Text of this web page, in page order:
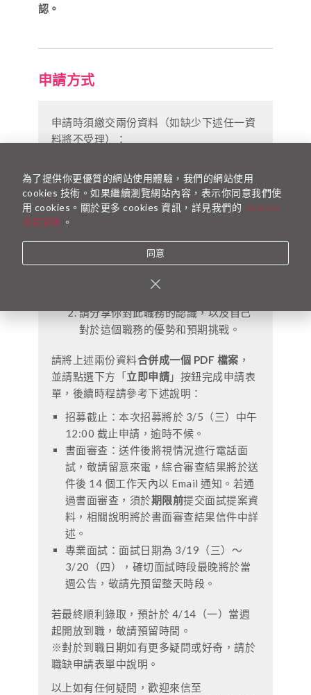
認。
申請方式
申請時須繳交兩份資料（如缺少下述任一資
料將不受理）：
經歷
指定問答：題目請參考下方列點說明（回
答時請在各題的標題處複製貼上題目），
身想法也是重要的領導力之一：
請分享加入 TFT 的動機與目標，以及
預期 TFT 經歷和你長期職涯規劃的關
請分享你對此職務的認識，以及自己
對於這個職務的優勢和預期挑戰。
請將上述兩份資料合併成一個 PDF 檔案 ，
並請點選下方「立即申請 」按鈕完成申請表
單 ，後續時程請參考下述說明：
招募截止：本次招募將於 3/5（三）中午
12:00 截止申請，逾時不候。
書面審查：送件後將視情況進行電話面
試，敬請留意來電，綜合審查結果將於送
件後 14 個工作天內以 Email 通知。若通
過書面審查， 須於期限前提交面試提案資
料 ，相關說明將於書面審查結果信件中詳
述。
專業面試：面試日期為 3/19（三）～
3/20（四），確切面試時段最晚將於當
週公告，敬請先預留整天時段。
若最終順利錄取，預計於 4/14（一）當週
起開放到職，敬請預留時間。
※對於到職日期如有更多疑問或好奇，請於
職缺申請表單中說明。
以上如有任何疑問，歡迎來信至
為了提供你更優質的網站使用體驗，我們的網站使用
cookies 技術。如果繼續瀏覽網站內容，表示你同意我們使
用 cookies。關於更多 cookies 資訊，詳見我們的 cookies
政策聲明 。
同意